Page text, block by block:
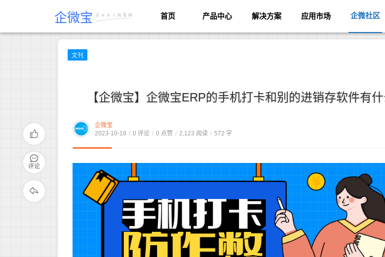
企微宝 首页 产品中心 解决方案 应用市场 企微社区
文刊
【企微宝】企微宝ERP的手机打卡和别的进销存软件有什
企微宝
2023-10-18 / 0 评论 / 0 点赞 / 2,123 阅读 / 572 字
评论